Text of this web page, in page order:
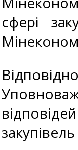
сфері